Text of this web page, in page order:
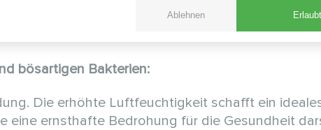
Ansammlung von Staub, was zu Allergien und
bösartigen Bakterien:
Die erhöhte Luftfeuchtigkeit schafft ein
eine ernsthafte Bedrohung für die Gesundheit
Ablehnen